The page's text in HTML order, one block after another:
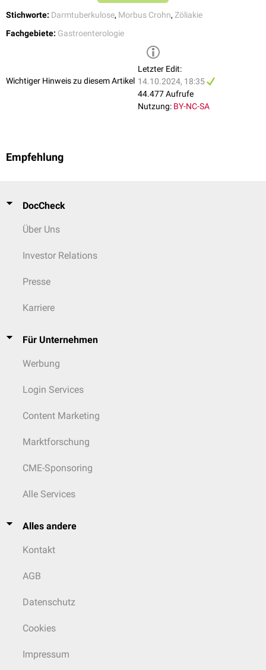
Stichworte: Darmtuberkulose, Morbus Crohn, Zöliakie
Fachgebiete: Gastroenterologie
Wichtiger Hinweis zu diesem Artikel
Letzter Edit:
14.10.2024, 18:35
44.477 Aufrufe
Nutzung: BY-NC-SA
Empfehlung
DocCheck
Über Uns
Investor Relations
Presse
Karriere
Für Unternehmen
Werbung
Login Services
Content Marketing
Marktforschung
CME-Sponsoring
Alle Services
Alles andere
Kontakt
AGB
Datenschutz
Cookies
Impressum